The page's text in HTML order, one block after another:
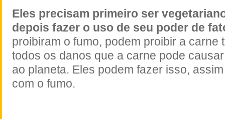
Eles precisam primeiro ser
depois fazer o uso de seu poder de
proibiram o fumo, podem proibir a carne
todos os danos que a carne pode
ao planeta. Eles podem fazer isso,
com o fumo.